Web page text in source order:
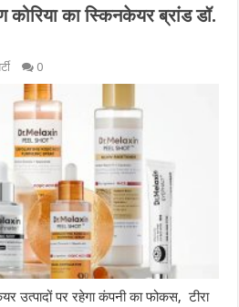
कोरिया का स्किनकेयर ब्रांड डॉ.
0
उत्पादों पर रहेगा कंपनी का फोकस, टीरा